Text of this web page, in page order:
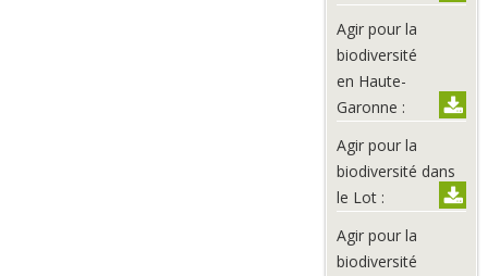
Agir pour la
biodiversité
en Haute-
Garonne :
Agir pour la
biodiversité dans
le Lot :
Agir pour la
biodiversité